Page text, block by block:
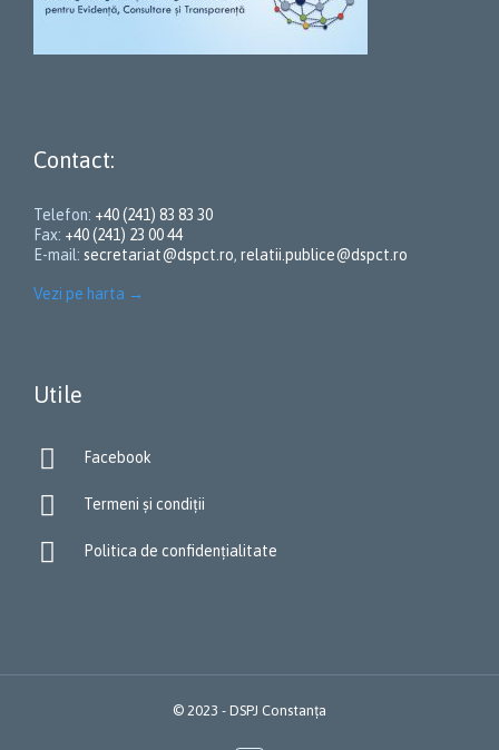
Contact:
Telefon: +40 (241) 83 83 30
Fax: +40 (241) 23 00 44
E-mail: secretariat@dspct.ro, relatii.publice@dspct.ro
Vezi pe harta →
Utile
 Facebook
 Termeni și condiții
 Politica de confidențialitate
© 2023 - DSPJ Constanța